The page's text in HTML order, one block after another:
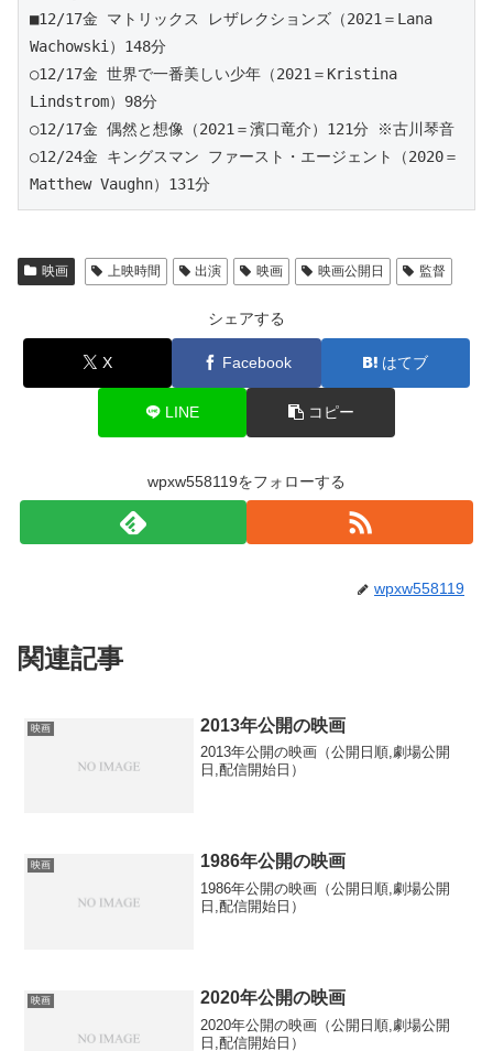
■12/17金 マトリックス レザレクションズ（2021＝Lana
Wachowski）148分
○12/17金 世界で一番美しい少年（2021＝Kristina
Lindstrom）98分
○12/17金 偶然と想像（2021＝濱口竜介）121分 ※古川琴音
○12/24金 キングスマン ファースト・エージェント（2020＝
Matthew Vaughn）131分
映画 上映時間 出演 映画 映画公開日 監督
シェアする
X Facebook はてブ
LINE コピー
wpxw558119をフォローする
wpxw558119
関連記事
映画 2013年公開の映画
2013年公開の映画（公開日順,劇場公開
日,配信開始日）
映画 1986年公開の映画
1986年公開の映画（公開日順,劇場公開
日,配信開始日）
映画 2020年公開の映画
2020年公開の映画（公開日順,劇場公開
日,配信開始日）